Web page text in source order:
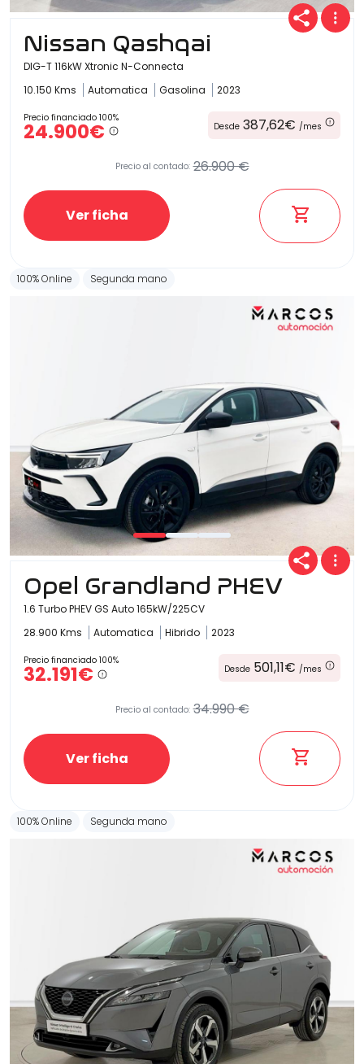
Nissan Qashqai
DIG-T 116kW Xtronic N-Connecta
10.150 Kms
Automatica Gasolina 2023
Precio financiado 100%
24.900€ Desde 387,62€ /mes
Precio al contado: 26.900 €
Ver ficha
100% Online Segunda mano
Opel Grandland PHEV
1.6 Turbo PHEV GS Auto 165kW/225CV
28.900 Kms
Automatica Hibrido 2023
Precio financiado 100%
32.191€ Desde 501,11€ /mes
Precio al contado: 34.990 €
Ver ficha
100% Online Segunda mano